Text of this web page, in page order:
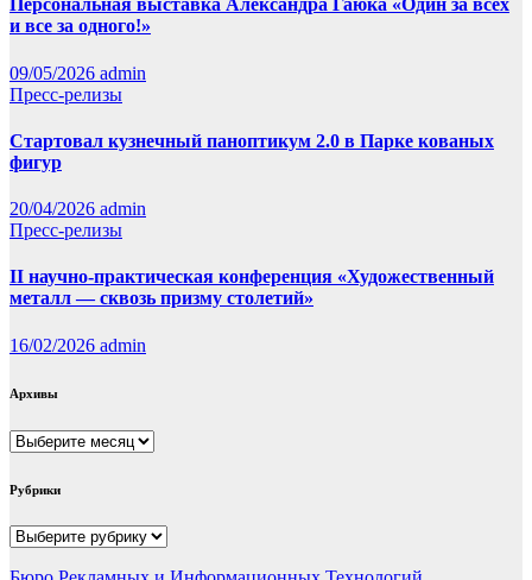
Персональная выставка Александра Гаюка «Один за всех
и все за одного!»
09/05/2026 admin
Пресс-релизы
Стартовал кузнечный паноптикум 2.0 в Парке кованых
фигур
20/04/2026 admin
Пресс-релизы
II научно-практическая конференция «Художественный
металл — сквозь призму столетий»
16/02/2026 admin
Архивы
Архивы
Рубрики
Рубрики